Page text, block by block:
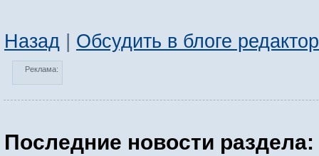
Назад | Обсудить в блоге
Реклама:
Последние новости раздела: